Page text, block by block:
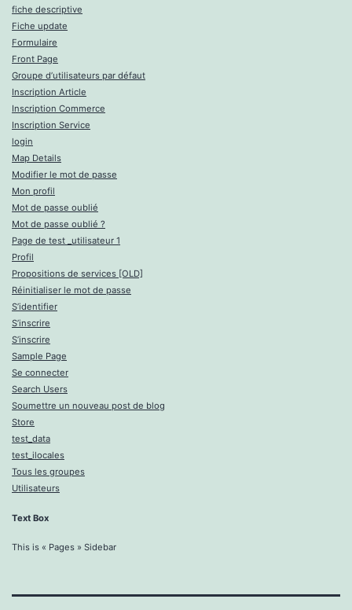
fiche descriptive
Fiche update
Formulaire
Front Page
Groupe d’utilisateurs par défaut
Inscription Article
Inscription Commerce
Inscription Service
login
Map Details
Modifier le mot de passe
Mon profil
Mot de passe oublié
Mot de passe oublié ?
Page de test _utilisateur 1
Profil
Propositions de services [OLD]
Réinitialiser le mot de passe
S’identifier
S’inscrire
S’inscrire
Sample Page
Se connecter
Search Users
Soumettre un nouveau post de blog
Store
test_data
test_ilocales
Tous les groupes
Utilisateurs
Text Box
This is « Pages » Sidebar